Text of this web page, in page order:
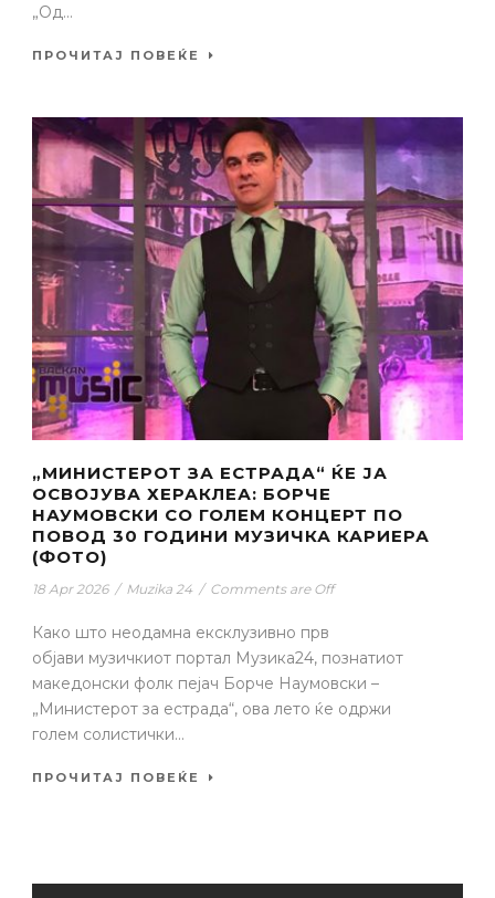
„Од...
ПРОЧИТАЈ ПОВЕЌЕ
„МИНИСТЕРОТ ЗА ЕСТРАДА“ ЌЕ ЈА
ОСВОЈУВА ХЕРАКЛЕА: БОРЧЕ
НАУМОВСКИ СО ГОЛЕМ КОНЦЕРТ ПО
ПОВОД 30 ГОДИНИ МУЗИЧКА КАРИЕРА
(ФОТО)
18 Apr 2026 / Muzika 24 / Comments are Off
Како што неодамна ексклузивно прв
објави музичкиот портал Музика24, познатиот
македонски фолк пејач Борче Наумовски –
„Министерот за естрада“, ова лето ќе одржи
голем солистички...
ПРОЧИТАЈ ПОВЕЌЕ